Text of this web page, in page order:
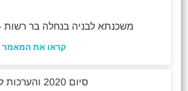
משכנתא לבניה בנחלה בר רשות
קראו את המאמר
סיום 2020 והערכות ל 2021